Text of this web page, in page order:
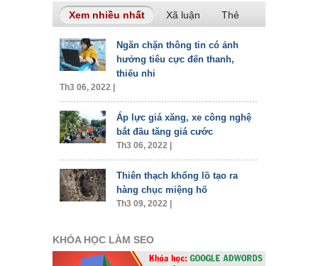
Xem nhiều nhất (tab hoạt động)
Xã luận Thẻ
Ngăn chặn thông tin có ảnh
hưởng tiêu cực đến thanh,
thiếu nhi
Th3 06, 2022 |
Áp lực giá xăng, xe công nghệ
bắt đầu tăng giá cước
Th3 06, 2022 |
Thiên thạch khổng lồ tạo ra
hàng chục miệng hố
Th3 09, 2022 |
KHÓA HỌC LÀM SEO